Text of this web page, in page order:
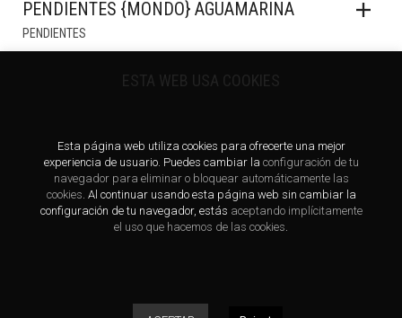
PENDIENTES {MONDO} AGUAMARINA
PENDIENTES
ESTA WEB USA COOKIES
Esta página web utiliza cookies para ofrecerte una mejor
experiencia de usuario. Puedes cambiar la configuración de tu
navegador para eliminar o bloquear automáticamente las
cookies. Al continuar usando esta página web sin cambiar la
configuración de tu navegador, estás aceptando implícitamente
el uso que hacemos de las cookies.